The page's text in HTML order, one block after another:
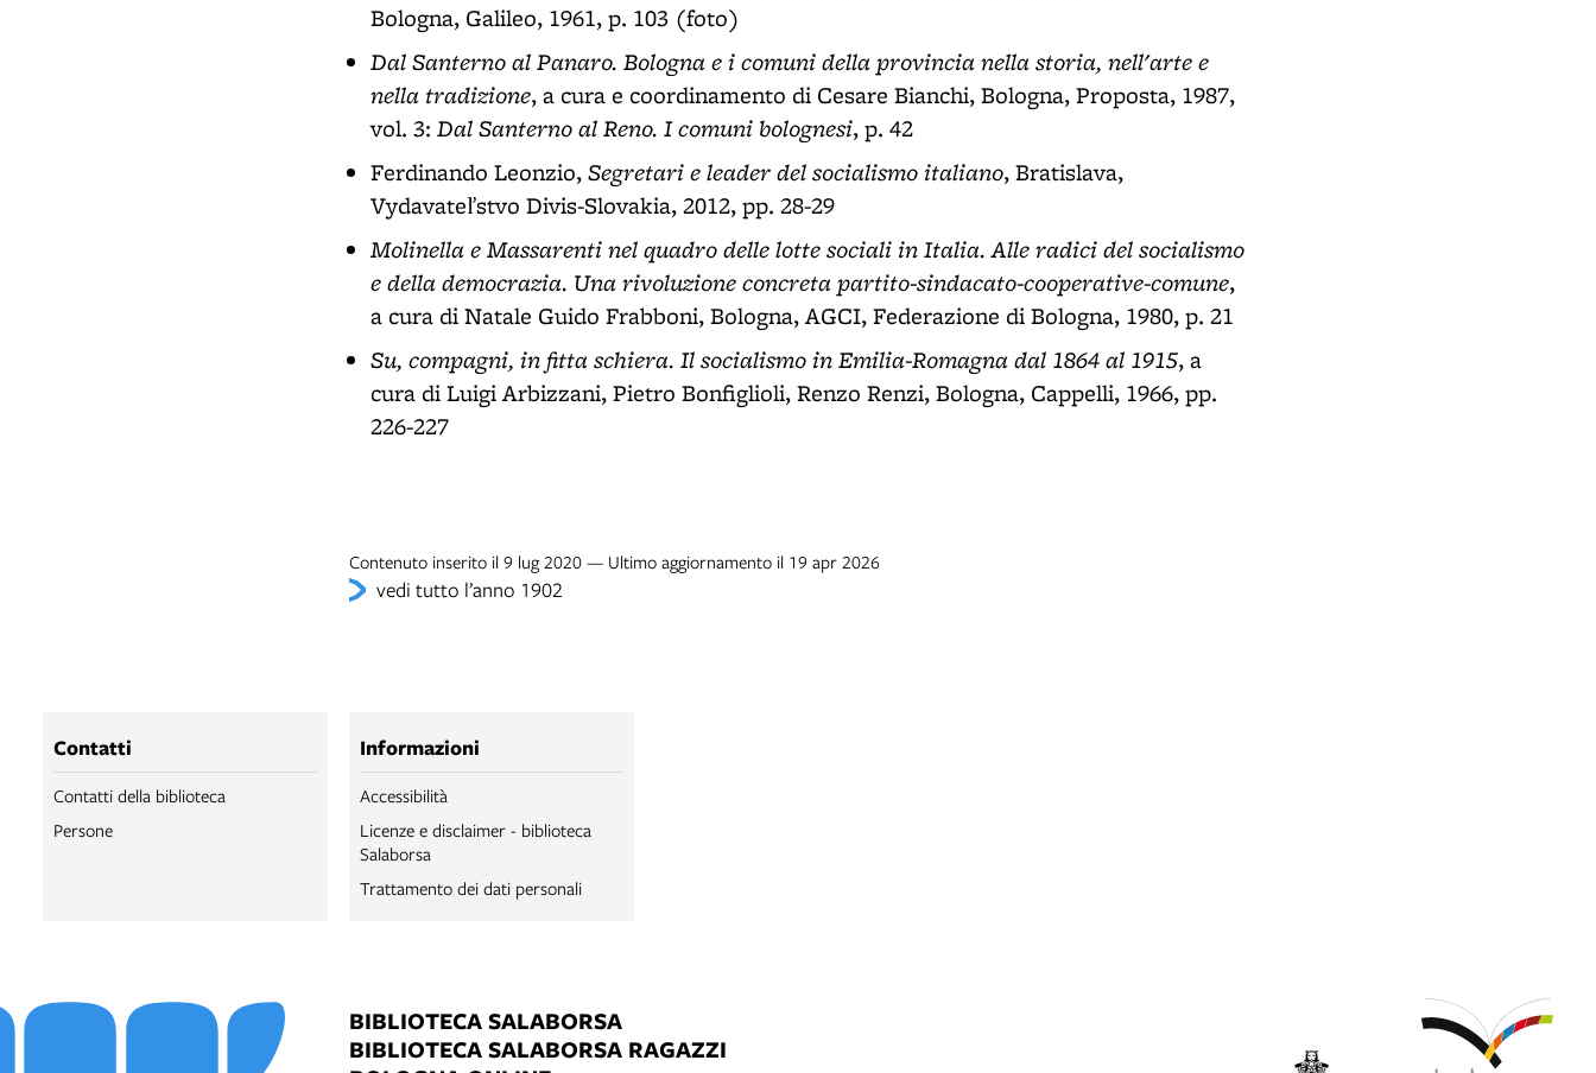
Bologna, Galileo, 1961, p. 103 (foto)
Dal Santerno al Panaro. Bologna e i comuni della provincia nella storia, nell'arte e
nella tradizione, a cura e coordinamento di Cesare Bianchi, Bologna, Proposta, 1987,
vol. 3: Dal Santerno al Reno. I comuni bolognesi, p. 42
Ferdinando Leonzio,Segretari e leader del socialismo italiano, Bratislava,
Vydavateľstvo Divis-Slovakia, 2012, pp. 28-29
Molinella e Massarenti nel quadro delle lotte sociali in Italia. Alle radici del socialismo
e della democrazia. Una rivoluzione concreta partito-sindacato-cooperative-comune,
a cura di Natale Guido Frabboni, Bologna, AGCI, Federazione di Bologna, 1980, p. 21
Su, compagni, in fitta schiera. Il socialismo in Emilia-Romagna dal 1864 al 1915, a
cura di Luigi Arbizzani, Pietro Bonfiglioli, Renzo Renzi, Bologna, Cappelli, 1966, pp.
226-227
Contenuto inserito il 9 lug 2020 — Ultimo aggiornamento il 19 apr 2026
vedi tutto l’anno 1902
Contatti
Contatti della biblioteca
Persone
Informazioni
Accessibilità
Licenze e disclaimer - biblioteca
Salaborsa
Trattamento dei dati personali
BIBLIOTECA SALABORSA
BIBLIOTECA SALABORSA RAGAZZI